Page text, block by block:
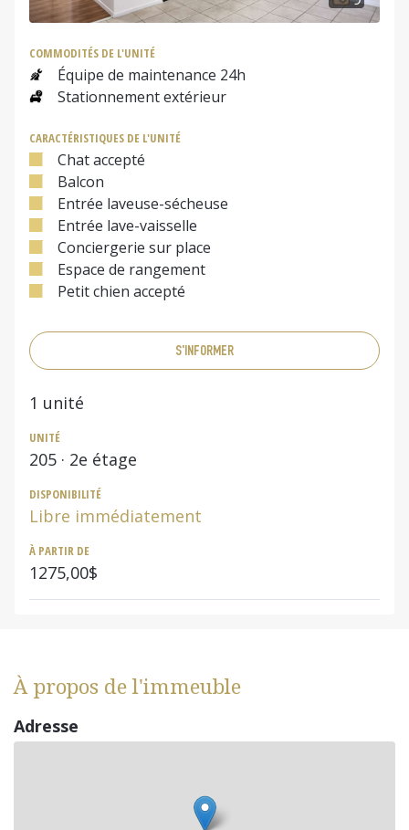
COMMODITÉS DE L'UNITÉ
Équipe de maintenance 24h
Stationnement extérieur
CARACTÉRISTIQUES DE L'UNITÉ
Chat accepté
Balcon
Entrée laveuse-sécheuse
Entrée lave-vaisselle
Conciergerie sur place
Espace de rangement
Petit chien accepté
S'INFORMER
1 unité
UNITÉ
205 · 2e étage
DISPONIBILITÉ
Libre immédiatement
À PARTIR DE
1275,00$
À propos de l'immeuble
Adresse